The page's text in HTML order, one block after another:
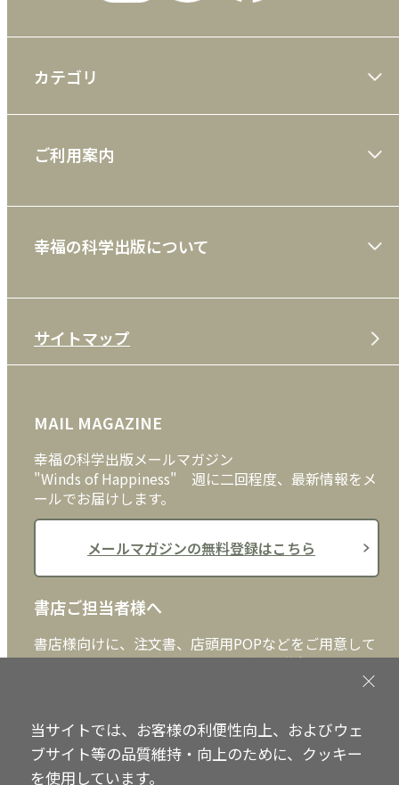
カテゴリ
雑誌
CD
DVD・ブルーレイ
外国語
ご利用案内
利用規約
特定商取引法
プライバシーポリシー
クッキーポリシー
幸福の科学出版について
メディア・ライブラリー
サイトマップ
MAIL MAGAZINE
幸福の科学出版メールマガジン
"Winds of Happiness" 週に二回程度、最新情報をメ
ールでお届けします。
メールマガジンの無料登録はこちら
書店ご担当者様へ
書店様向けに、注文書、店頭用POPなどをご用意して
おります。ぜひ、ダウンロードの上、ご活用くださ
書店ご担当者様へ
当サイトでは、お客様の利便性向上、およびウェ
ブサイト等の品質維持・向上のために、クッキー
を使用しています。